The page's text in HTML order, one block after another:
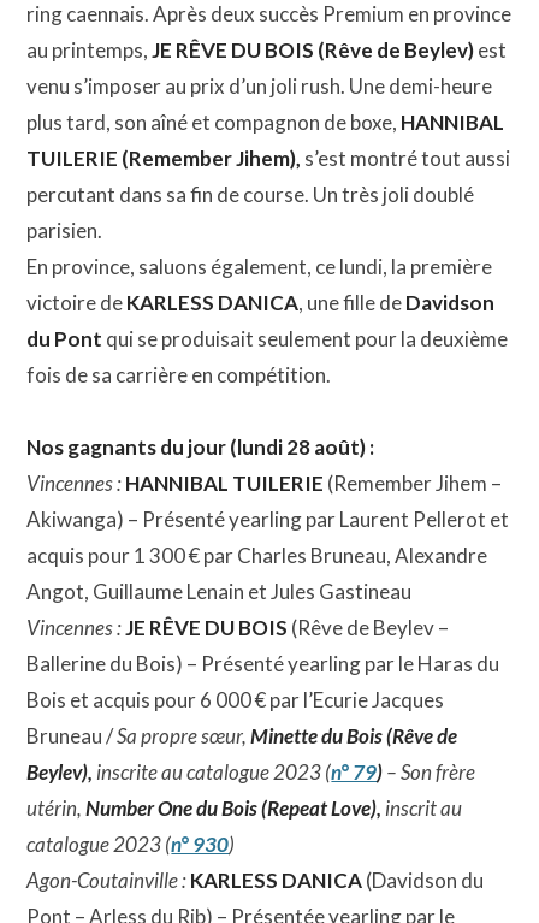
ring caennais. Après deux succès Premium en province
au printemps,JE RÊVE DU BOIS (Rêve de Beylev)est
venu s’imposer au prix d’un joli rush. Une demi-heure
plus tard, son aîné et compagnon de boxe, HANNIBAL
TUILERIE (Remember Jihem), s’est montré tout aussi
percutant dans sa fin de course. Un très joli doublé
parisien.
En province, saluons également, ce lundi, la première
victoire deKARLESS DANICA, une fille deDavidson
du Pont qui se produisait seulement pour la deuxième
fois de sa carrière en compétition.
Nos gagnants du jour (lundi 28 août) :
Vincennes :HANNIBAL TUILERIE (Remember Jihem –
Akiwanga) – Présenté yearling par Laurent Pellerot et
acquis pour 1 300 € par Charles Bruneau, Alexandre
Angot, Guillaume Lenain et Jules Gastineau
Vincennes :JE RÊVE DU BOIS (Rêve de Beylev –
Ballerine du Bois) – Présenté yearling par le Haras du
Bois et acquis pour 6 000 € par l’Ecurie Jacques
Bruneau /Sa propre sœur,Minette du Bois (Rêve de
Beylev), inscrite au catalogue 2023 (n° 79)– Son frère
utérin,Number One du Bois (Repeat Love), inscrit au
catalogue 2023 (n° 930)
Agon-Coutainville :KARLESS DANICA(Davidson du
Pont – Arless du Rib) – Présentée yearling par le